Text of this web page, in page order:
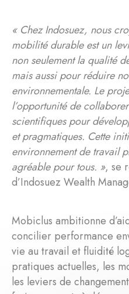
« Chez Indosuez, nous
mobilité durable est un
non seulement la qualité
mais aussi pour réduire
environnementale. Le
l’opportunité de
scientifiques pour
et pragmatiques. Cette
environnement de travail
agréable pour tous. », se
d’Indosuez Wealth
Mobiclus ambitionne
concilier performance
vie au travail et fluidité
pratiques actuelles, les
les leviers de